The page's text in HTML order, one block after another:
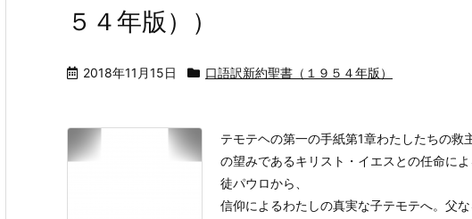
５４年版））
2018年11月15日 口語訳新約聖書（１９５４年版）
テモテヘの第一の手紙第1章わたしたちの救
の望みであるキリスト・イエスとの任命に
徒パウロから、
信仰によるわたしの真実な子テモテへ。父